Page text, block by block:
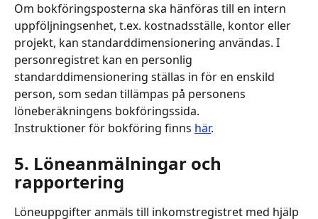
Om bokföringsposterna ska hänföras till en intern
uppföljningsenhet, t.ex. kostnadsställe, kontor eller
projekt, kan standarddimensionering användas. I
personregistret kan en personlig
standarddimensionering ställas in för en enskild
person, som sedan tillämpas på personens
löneberäkningens bokföringssida.
Instruktioner för bokföring finns här.
5. Löneanmälningar och
rapportering
Löneuppgifter anmäls till inkomstregistret med hjälp